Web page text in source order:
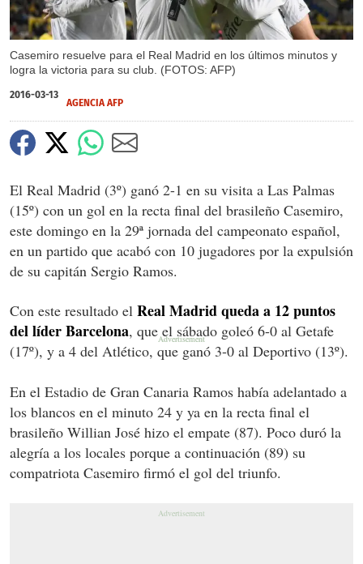
Casemiro resuelve para el Real Madrid en los últimos minutos y
logra la victoria para su club. (FOTOS: AFP)
2016-03-13
AGENCIA AFP
El Real Madrid (3º) ganó 2-1 en su visita a Las Palmas
(15º) con un gol en la recta final del brasileño Casemiro,
este domingo en la 29ª jornada del campeonato español,
en un partido que acabó con 10 jugadores por la expulsión
de su capitán Sergio Ramos.
Con este resultado el Real Madrid queda a 12 puntos
del líder Barcelona, que el sábado goleó 6-0 al Getafe
(17º), y a 4 del Atlético, que ganó 3-0 al Deportivo (13º).
En el Estadio de Gran Canaria Ramos había adelantado a
los blancos en el minuto 24 y ya en la recta final el
brasileño Willian José hizo el empate (87). Poco duró la
alegría a los locales porque a continuación (89) su
compatriota Casemiro firmó el gol del triunfo.